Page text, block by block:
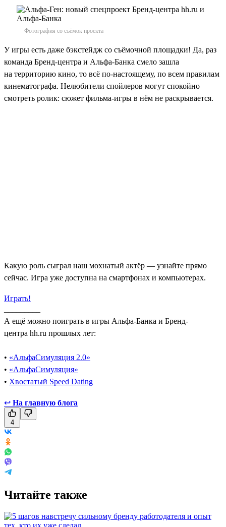
Фотография со съёмок проекта
У игры есть даже бэкстейдж со съёмочной площадки! Да, раз
команда Бренд-центра и Альфа-Банка смело зашла
на территорию кино, то всё по-настоящему, по всем правилам
кинематографа. Нелюбители спойлеров могут спокойно
смотреть ролик: сюжет фильма-игры в нём не раскрывается.
Какую роль сыграл наш мохнатый актёр — узнайте прямо
сейчас. Игра уже доступна на смартфонах и компьютерах.
Играть!
А ещё можно поиграть в игры Альфа-Банка и Бренд-
центра hh.ru прошлых лет:
• «АльфаСимуляция 2.0»
• «АльфаСимуляция»
• Хвостатый Speed Dating
↩ На главную блога
4
Читайте также